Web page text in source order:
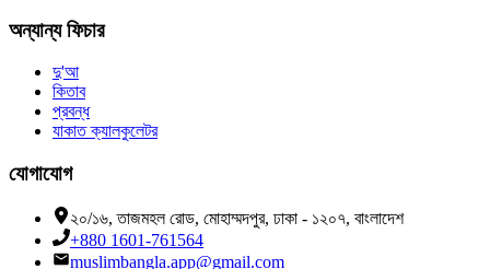
অন্যান্য ফিচার
দু'আ
কিতাব
প্রবন্ধ
যাকাত ক্যালকুলেটর
যোগাযোগ
২০/১৬, তাজমহল রোড, মোহাম্মদপুর, ঢাকা - ১২০৭, বাংলাদেশ
+880 1601-761564
muslimbangla.app@gmail.com